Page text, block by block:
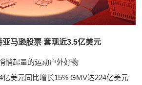
马逊股票 套现近3.5亿美元
悄起量的运动户外好物
亿美元同比增长15% GMV达224亿美元